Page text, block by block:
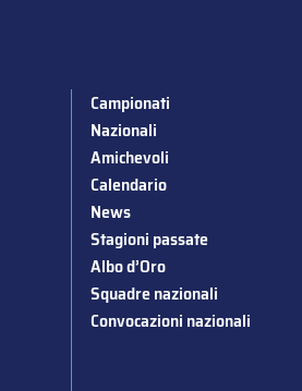
Campionati
Nazionali
Amichevoli
Calendario
News
Stagioni passate
Albo d’Oro
Squadre nazionali
Convocazioni nazionali